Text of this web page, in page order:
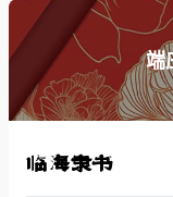
端
临海隶书